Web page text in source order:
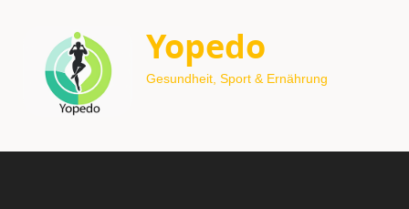
Yopedo
Gesundheit, Sport & Ernährung